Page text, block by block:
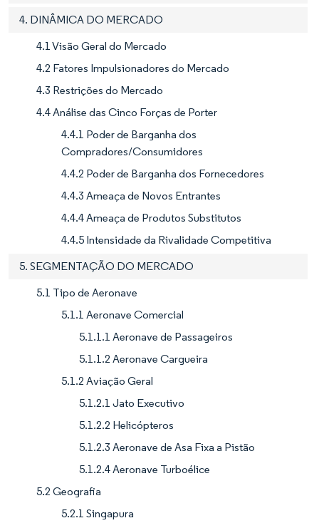
4. DINÂMICA DO MERCADO
4.1 Visão Geral do Mercado
4.2 Fatores Impulsionadores do Mercado
4.3 Restrições do Mercado
4.4 Análise das Cinco Forças de Porter
4.4.1 Poder de Barganha dos
Compradores/Consumidores
4.4.2 Poder de Barganha dos Fornecedores
4.4.3 Ameaça de Novos Entrantes
4.4.4 Ameaça de Produtos Substitutos
4.4.5 Intensidade da Rivalidade Competitiva
5. SEGMENTAÇÃO DO MERCADO
5.1 Tipo de Aeronave
5.1.1 Aeronave Comercial
5.1.1.1 Aeronave de Passageiros
5.1.1.2 Aeronave Cargueira
5.1.2 Aviação Geral
5.1.2.1 Jato Executivo
5.1.2.2 Helicópteros
5.1.2.3 Aeronave de Asa Fixa a Pistão
5.1.2.4 Aeronave Turboélice
5.2 Geografia
5.2.1 Singapura